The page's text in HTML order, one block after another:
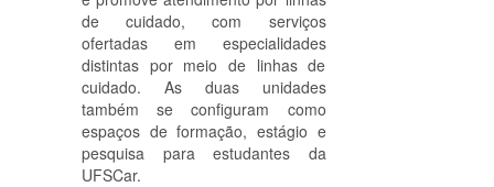
de cuidado, com serviços
ofertadas em especialidades
distintas por meio de linhas de
cuidado. As duas unidades
também se configuram como
espaços de formação, estágio e
pesquisa para estudantes da
UFSCar.